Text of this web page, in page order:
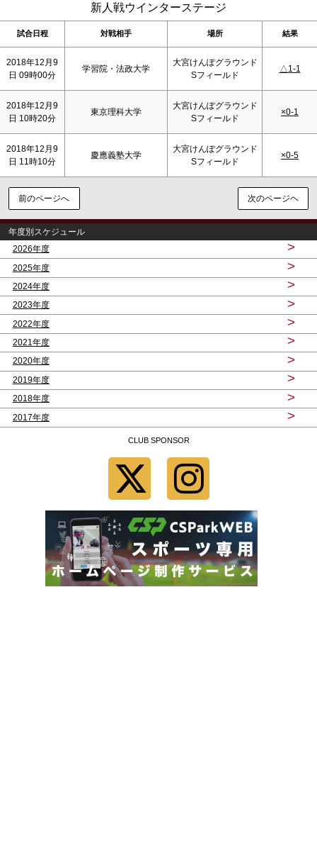
新人戦ウインターステージ
試合日程 対戦相手 場所 結果
2018年12月9
日 09時00分
学習院・法政大学
大宮けんぽグラウンド
Sフィールド
△1-1
2018年12月9
日 10時20分
東京理科大学
大宮けんぽグラウンド
Sフィールド
×0-1
2018年12月9
日 11時10分
慶應義塾大学
大宮けんぽグラウンド
Sフィールド
×0-5
前のページへ 次のページヘ
年度別スケジュール
2026年度
>
2025年度 >
2024年度 >
2023年度 >
2022年度 >
2021年度 >
2020年度 >
2019年度 >
2018年度 >
2017年度 >
CLUB SPONSOR